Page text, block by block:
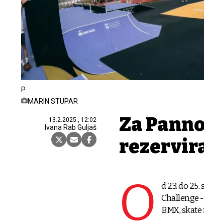
P
MARIN STUPAR
13.2.2025., 12:02
Ivana Rab Guljaš
Za
O
d 23. do
Challenge
BMX,